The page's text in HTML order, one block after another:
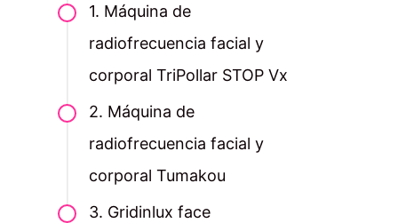
1. Máquina de
radiofrecuencia facial y
corporal TriPollar STOP Vx
2. Máquina de
radiofrecuencia facial y
corporal Tumakou
3. Gridinlux face